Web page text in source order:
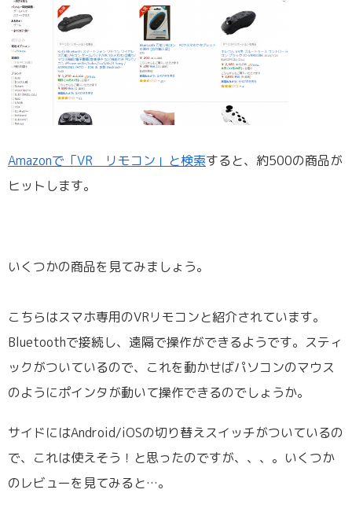
Amazonで「VR リモコン」と検索すると、約500の商品が
ヒットします。
いくつかの商品を見てみましょう。
こちらはスマホ専用のVRリモコンと紹介されています。
Bluetoothで接続し、遠隔で操作ができるようです。スティ
ックがついているので、これを動かせばパソコンのマウス
のようにポインタが動いて操作できるのでしょうか。
サイドにはAndroid/iOSの切り替えスイッチがついているの
で、これは使えそう！と思ったのですが、、、。いくつか
のレビューを見てみると…。